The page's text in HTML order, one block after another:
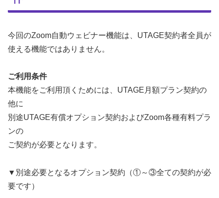
今回のZoom自動ウェビナー機能は、UTAGE契約者全員が
使える機能ではありません。
ご利用条件
本機能をご利用頂くためには、UTAGE月額プラン契約の
他に
別途UTAGE有償オプション契約およびZoom各種有料プラ
ンの
ご契約が必要となります。
▼別途必要となるオプション契約（①～③全ての契約が必
要です）